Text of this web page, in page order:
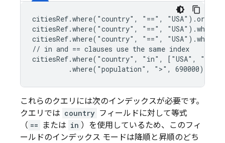
citiesRef.where("country", "==",
citiesRef.where("country", "==",
citiesRef.where("country", "==",
// in and == clauses use the same index
citiesRef.where("country", "in", ["USA",
         .where("population", ">", 690000)
これらのクエリには次のインデックスが必要です。
クエリでは country フィールドに対して等式
（ == または in ）を使用しているため、このフィ
ールドのインデックス モードは降順と昇順のどち